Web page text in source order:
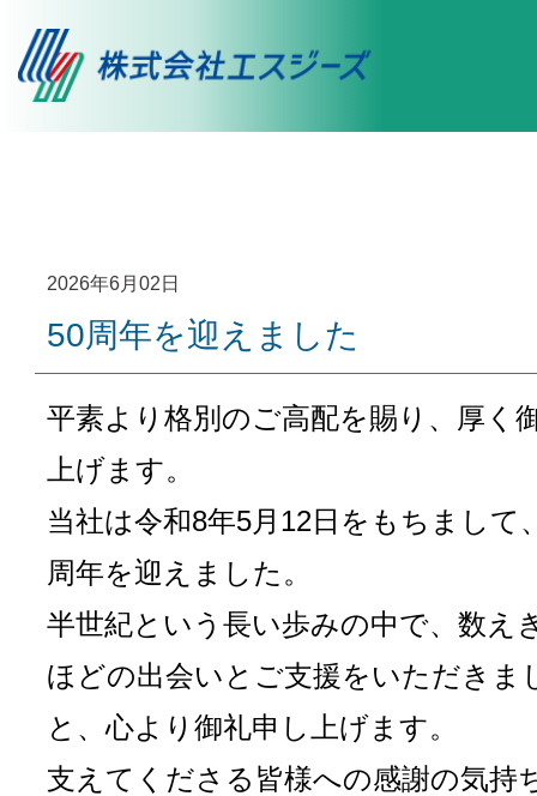
2026年6月02日
50周年を迎えました
平素より格別のご高配を賜り、厚く
上げます。
当社は令和8年5月12日をもちまして
周年を迎えました。
半世紀という長い歩みの中で、数え
ほどの出会いとご支援をいただきま
と、心より御礼申し上げます。
支えてくださる皆様への感謝の気持